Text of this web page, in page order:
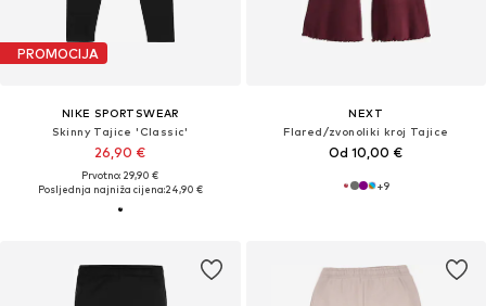
PROMOCIJA
NIKE SPORTSWEAR
Skinny Tajice 'Classic'
26,90 €
Prvotno: 29,90 €
Posljednja najniža cijena:24,90 €
NEXT
Flared/zvonoliki kroj Tajice
Od 10,00 €
+9